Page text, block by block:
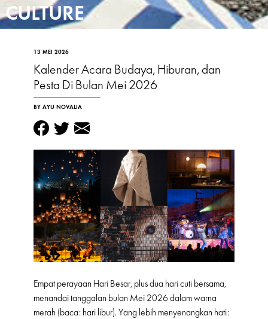
CULTURE
13 MEI 2026
Kalender Acara Budaya, Hiburan, dan
Pesta Di Bulan Mei 2026
BY AYU NOVALIA
Empat perayaan Hari Besar, plus dua hari cuti bersama,
menandai tanggalan bulan Mei 2026 dalam warna
merah (baca: hari libur). Yang lebih menyenangkan hati: